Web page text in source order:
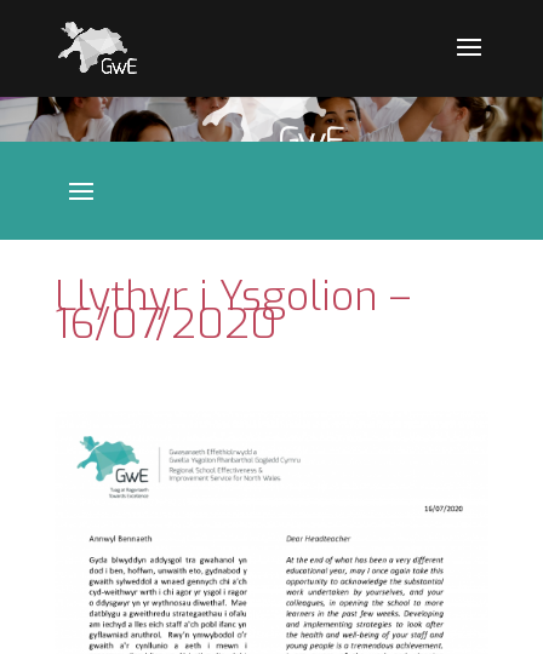
Llythyr i Ysgolion –
16/07/2020